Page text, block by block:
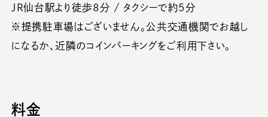
JR仙台駅より徒歩８分 / タクシーで約5分
※提携駐車場はございません。公共交通機関でお越し
になるか、近隣のコインパーキングをご利用下さい。
料金